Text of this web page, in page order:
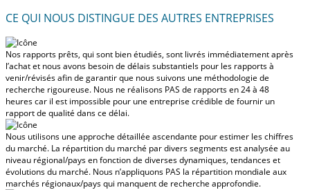
CE QUI NOUS DISTINGUE DES AUTRES ENTREPRISES
Nos rapports prêts, qui sont bien étudiés, sont livrés immédiatement après
l’achatet nous avons besoin de délais substantiels pour les rapports à
venir/révisés afin de garantir que nous suivons une méthodologie de
recherche rigoureuse. Nous ne réalisons PAS de rapports en 24 à 48
heurescar il est impossible pour une entreprise crédible de fournir un
rapport de qualité dans ce délai.
Nous utilisons une approche détaillée ascendante pour estimer les chiffres
du marché. La répartition du marché par divers segments est analysée au
niveau régional/pays en fonction de diverses dynamiques, tendances et
évolutions du marché. Nous n’appliquons PAS la répartition mondiale aux
marchés régionaux/paysqui manquent de recherche approfondie.